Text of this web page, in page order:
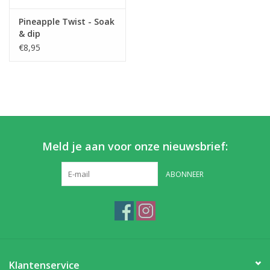
Partikels & Pellets
Pineapple Twist - Soak
& dip
€8,95
Meld je aan voor onze nieuwsbrief:
ABONNEER
Klantenservice